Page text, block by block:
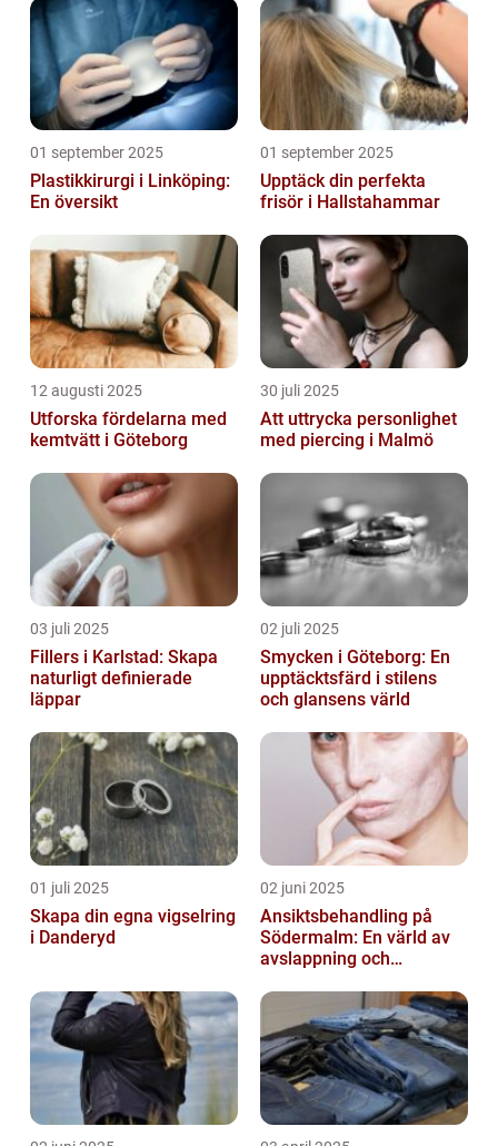
01 september 2025
Plastikkirurgi i Linköping:
En översikt
01 september 2025
Upptäck din perfekta
frisör i Hallstahammar
12 augusti 2025
Utforska fördelarna med
kemtvätt i Göteborg
30 juli 2025
Att uttrycka personlighet
med piercing i Malmö
03 juli 2025
Fillers i Karlstad: Skapa
naturligt definierade
läppar
02 juli 2025
Smycken i Göteborg: En
upptäcktsfärd i stilens
och glansens värld
01 juli 2025
Skapa din egna vigselring
i Danderyd
02 juni 2025
Ansiktsbehandling på
Södermalm: En värld av
avslappning och